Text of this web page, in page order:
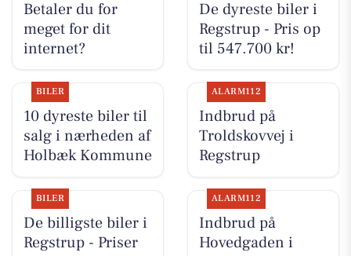
Betaler du for
meget for dit
internet?
De dyreste biler i
Regstrup - Pris op
til 547.700 kr!
BILER
10 dyreste biler til
salg i nærheden af
Holbæk Kommune
ALARM112
Indbrud på
Troldskovvej i
Regstrup
BILER
De billigste biler i
Regstrup - Priser
ALARM112
Indbrud på
Hovedgaden i